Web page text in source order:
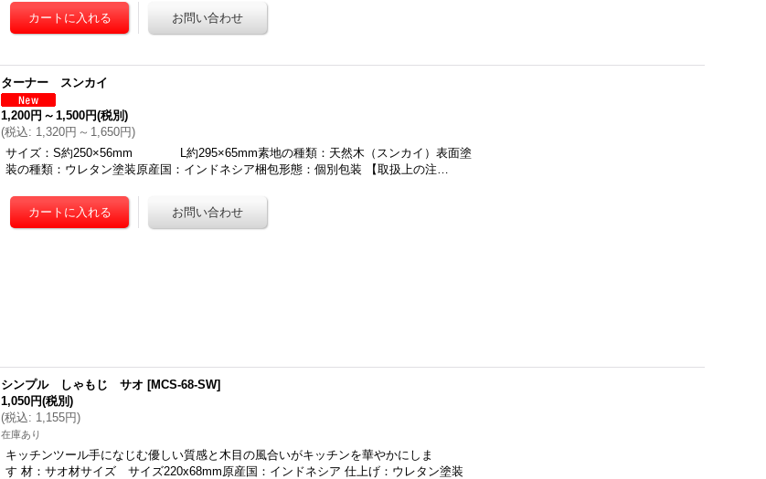
ターナー スンカイ
1,200円 ～ 1,500円(税別)
(税込: 1,320円 ～ 1,650円)
サイズ：S約250×56mm L約295×65mm素地の種類：天然木（スンカイ）表面塗
装の種類：ウレタン塗装原産国：インドネシア梱包形態：個別包装 【取扱上の注…
シンプル しゃもじ サオ [MCS-68-SW]
1,050円(税別)
(税込: 1,155円)
在庫あり
キッチンツール手になじむ優しい質感と木目の風合いがキッチンを華やかにしま
す 材：サオ材サイズ サイズ220x68mm原産国：インドネシア 仕上げ：ウレタン塗装